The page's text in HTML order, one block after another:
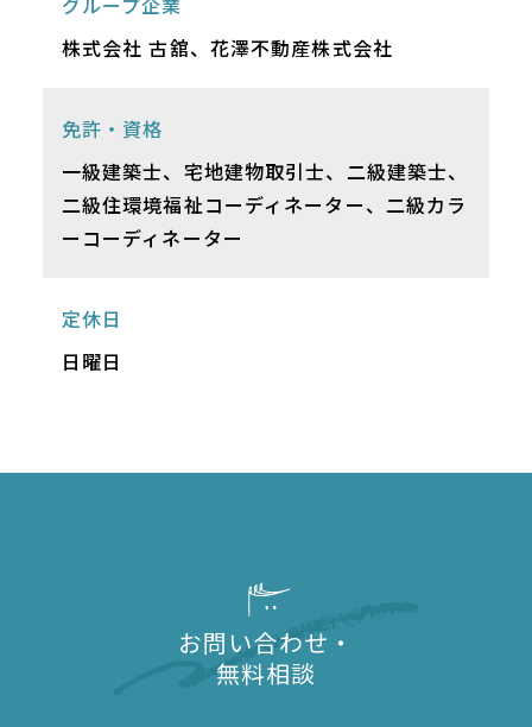
株式会社 古舘、花澤不動産株式会社
免許・資格
一級建築士、宅地建物取引士、二級建築士、
二級住環境福祉コーディネーター、二級カラ
ーコーディネーター
定休日
日曜日
お問い合わせ・
無料相談